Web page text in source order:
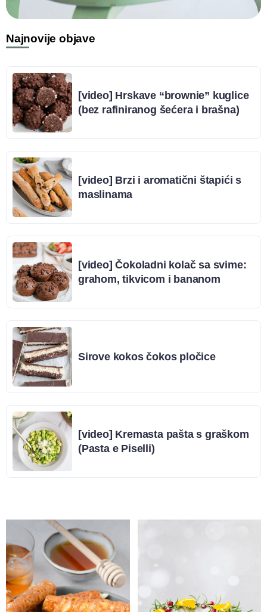
Najnovije objave
[video] Hrskave “brownie” kuglice
(bez rafiniranog šećera i brašna)
[video] Brzi i aromatični štapići s
maslinama
[video] Čokoladni kolač sa svime:
grahom, tikvicom i bananom
Sirove kokos čokos pločice
[video] Kremasta pašta s graškom
(Pasta e Piselli)